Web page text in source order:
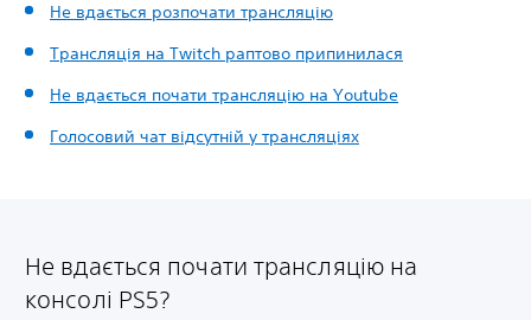
Не вдається розпочати трансляцію
Трансляція на Twitch раптово припинилася
Не вдається почати трансляцію на Youtube
Голосовий чат відсутній у трансляціях
Не вдається почати трансляцію на
консолі PS5?